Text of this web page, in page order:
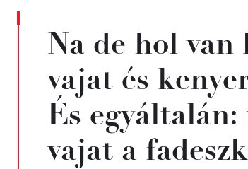
Na de hol
vajat és
És
vajat a